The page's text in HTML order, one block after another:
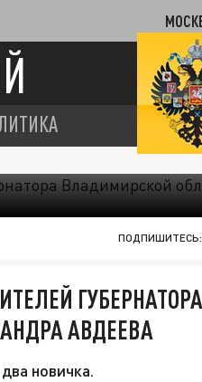
ПОДПИШИТЕСЬ:
ГУБЕРНАТОРА
АВДЕЕВА
новичка.